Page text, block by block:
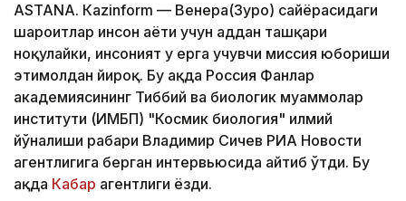
ASTANА. Кazinform — Венера(Зуҳро) сайёрасидаги
шароитлар инсон ҳаёти учун ҳаддан ташқари
ноқулайки, инсоният у ерга учувчи миссия юбориши
эҳтимолдан йироқ. Бу ҳақда Россия Фанлар
академиясининг Тиббий ва биологик муаммолар
институти (ИМБП) "Космик биология" илмий
йўналиши раҳбари Владимир Сичев РИА Новости
агентлигига берган интервьюсида айтиб ўтди. Бу
ҳақда Кабар агентлиги ёзди.